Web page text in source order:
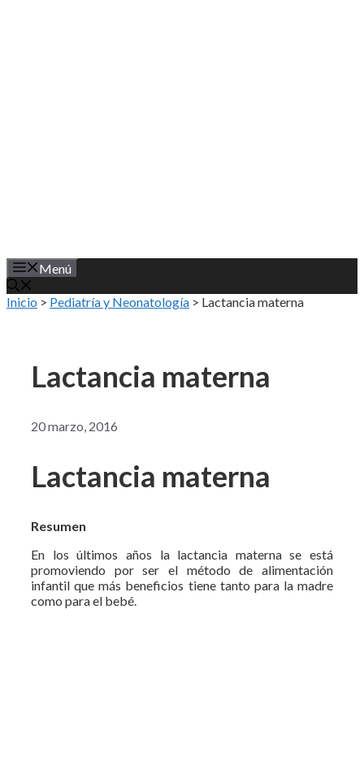
Menú
Inicio > Pediatría y Neonatología > Lactancia materna
Lactancia materna
20 marzo, 2016
Lactancia materna
Resumen
En los últimos años la lactancia materna se está
promoviendo por ser el método de alimentación
infantil que más beneficios tiene tanto para la madre
como para el bebé.